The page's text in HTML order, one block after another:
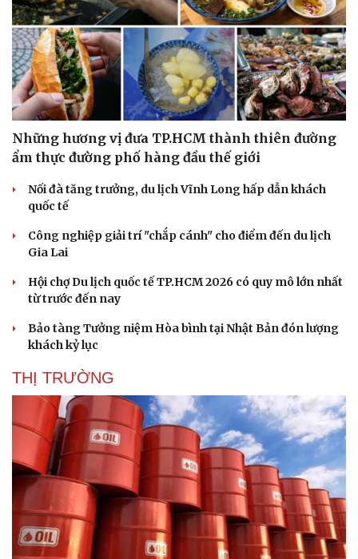
Văn hóa
Sân khấu - Điện ảnh
Văn học
Âm nhạc
Di sản
Nghệ sĩ
Thời trang
Sao Việt
Những hương vị đưa TP.HCM thành thiên đường
ẩm thực đường phố hàng đầu thế giới
Nối đà tăng trưởng, du lịch Vĩnh Long hấp dẫn khách
quốc tế
Công nghiệp giải trí "chắp cánh" cho điểm đến du lịch
Gia Lai
Hội chợ Du lịch quốc tế TP.HCM 2026 có quy mô lớn nhất
từ trước đến nay
Bảo tàng Tưởng niệm Hòa bình tại Nhật Bản đón lượng
khách kỷ lục
THỊ TRƯỜNG